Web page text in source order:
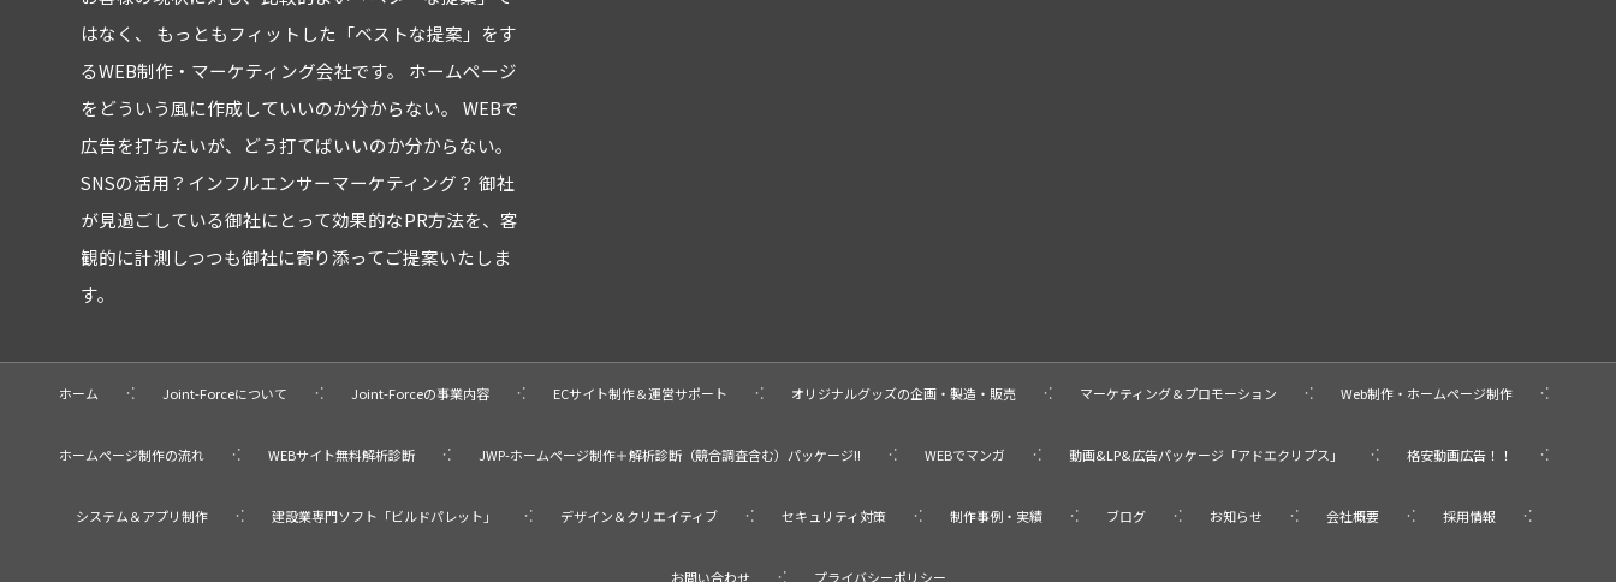
はなく、 もっともフィットした「ベストな提案」をす
るWEB制作・マーケティング会社です。 ホームページ
をどういう風に作成していいのか分からない。 WEBで
広告を打ちたいが、どう打てばいいのか分からない。
SNSの活用？インフルエンサーマーケティング？ 御社
が見過ごしている御社にとって効果的なPR方法を、客
観的に計測しつつも御社に寄り添ってご提案いたしま
す。
ホーム Joint-Forceについて Joint-Forceの事業内容 ECサイト制作＆運営サポート オリジナルグッズの企画・製造・販売 マーケティング＆プロモーション Web制作・ホームページ制作
ホームページ制作の流れ WEBサイト無料解析診断 JWP-ホームページ制作＋解析診断（競合調査含む）パッケージ!! WEBでマンガ 動画&LP&広告パッケージ「アドエクリプス」 格安動画広告！！
システム＆アプリ制作 建設業専門ソフト「ビルドパレット」 デザイン＆クリエイティブ セキュリティ対策 制作事例・実績 ブログ お知らせ 会社概要 採用情報
お問い合わせ プライバシーポリシー